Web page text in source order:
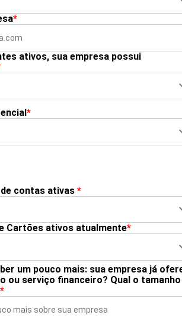
*
ativos, sua empresa possui
*
contas ativas *
Cartões ativos atualmente*
um pouco mais: sua empresa já
ou serviço financeiro? Qual o
*